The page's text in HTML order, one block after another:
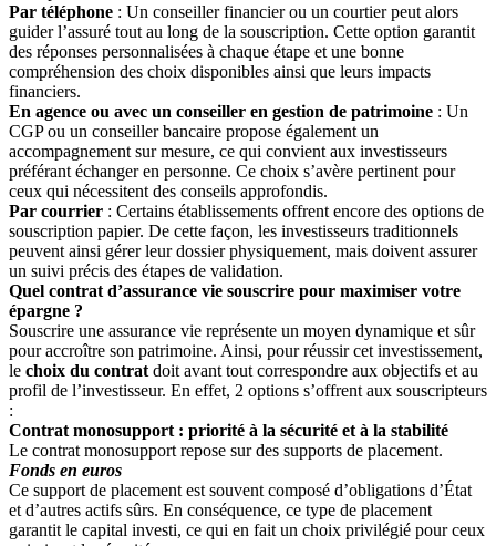
Par téléphone : Un conseiller financier ou un courtier peut alors
guider l’assuré tout au long de la souscription. Cette option garantit
des réponses personnalisées à chaque étape et une bonne
compréhension des choix disponibles ainsi que leurs impacts
financiers.
En agence ou avec un conseiller en gestion de patrimoine : Un
CGP ou un conseiller bancaire propose également un
accompagnement sur mesure, ce qui convient aux investisseurs
préférant échanger en personne. Ce choix s’avère pertinent pour
ceux qui nécessitent des conseils approfondis.
Par courrier : Certains établissements offrent encore des options de
souscription papier. De cette façon, les investisseurs traditionnels
peuvent ainsi gérer leur dossier physiquement, mais doivent assurer
un suivi précis des étapes de validation.
Quel contrat d’assurance vie souscrire pour maximiser votre
épargne ?
Souscrire une assurance vie représente un moyen dynamique et sûr
pour accroître son patrimoine. Ainsi, pour réussir cet investissement,
le choix du contrat doit avant tout correspondre aux objectifs et au
profil de l’investisseur. En effet, 2 options s’offrent aux souscripteurs
:
Contrat monosupport : priorité à la sécurité et à la stabilité
Le contrat monosupport repose sur des supports de placement.
Fonds en euros
Ce support de placement est souvent composé d’obligations d’État
et d’autres actifs sûrs. En conséquence, ce type de placement
garantit le capital investi, ce qui en fait un choix privilégié pour ceux